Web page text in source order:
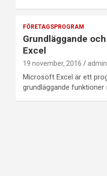
FÖRETAGSPROGRAM
Grundläggande
Excel
19 november, 2016 admin
Microsoft Excel är ett
grundläggande funktioner